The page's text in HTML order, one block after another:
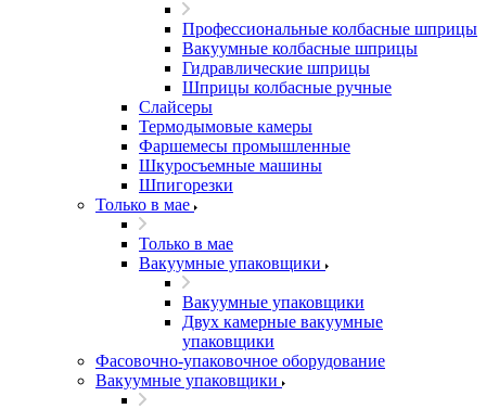
Профессиональные колбасные шприцы
Вакуумные колбасные шприцы
Гидравлические шприцы
Шприцы колбасные ручные
Слайсеры
Термодымовые камеры
Фаршемесы промышленные
Шкуросъемные машины
Шпигорезки
Только в мае
Только в мае
Вакуумные упаковщики
Вакуумные упаковщики
Двух камерные вакуумные
упаковщики
Фасовочно-упаковочное оборудование
Вакуумные упаковщики